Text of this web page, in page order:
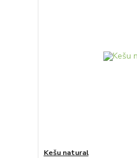
Kešu natural